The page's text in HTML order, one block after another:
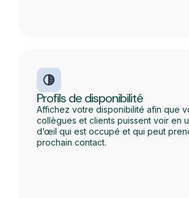
Profils de disponibilité
Affichez votre disponibilité afin que
collègues et clients puissent voir en
d’œil qui est occupé et qui peut
prochain contact.